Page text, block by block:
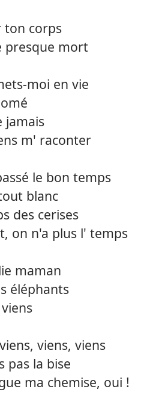
ton corps
presque mort
moi en vie
jamais
m' raconter
le bon temps
blanc
des cerises
on n'a plus l' temps
maman
éléphants
viens, viens
pas la bise
ma chemise, oui !